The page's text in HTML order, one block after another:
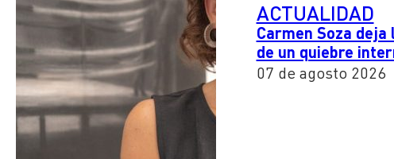
ACTUALIDAD
Carmen Soza
de un quiebre
07 de agosto 2026